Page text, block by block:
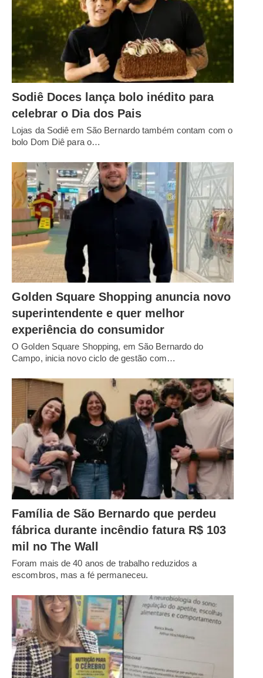
Sodiê Doces lança bolo inédito para
celebrar o Dia dos Pais
Lojas da Sodiê em São Bernardo também contam com o
bolo Dom Diê para o…
Golden Square Shopping anuncia novo
superintendente e quer melhor
experiência do consumidor
O Golden Square Shopping, em São Bernardo do
Campo, inicia novo ciclo de gestão com…
Família de São Bernardo que perdeu
fábrica durante incêndio fatura R$ 103
mil no The Wall
Foram mais de 40 anos de trabalho reduzidos a
escombros, mas a fé permaneceu.